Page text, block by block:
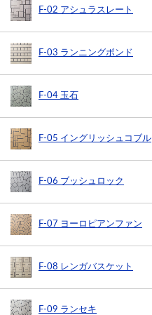
F-02 アシュラスレート
F-03 ランニングボンド
F-04 玉石
F-05 イングリッシュコブル
F-06 ブッシュロック
F-07 ヨーロピアンファン
F-08 レンガバスケット
F-09 ランセキ